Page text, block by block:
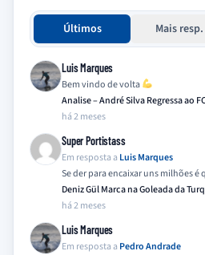
Últimos Mais resp.
Luis Marques
Bem vindo de volta
Analise – André Silva Regressa ao
há 2 meses
Super Portistass
Em resposta a Luis Marques
Se der para encaixar uns milhões é
Deniz Gül Marca na Goleada da
há 2 meses
Luis Marques
Em resposta a Pedro Andrade